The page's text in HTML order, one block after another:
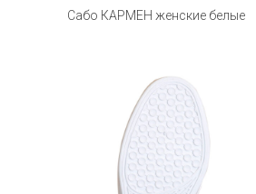
Сабо КАРМЕН женские белые